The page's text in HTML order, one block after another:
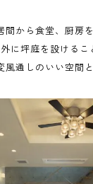
間から食堂、厨房を
に坪庭を設ける
風通しのいい空間